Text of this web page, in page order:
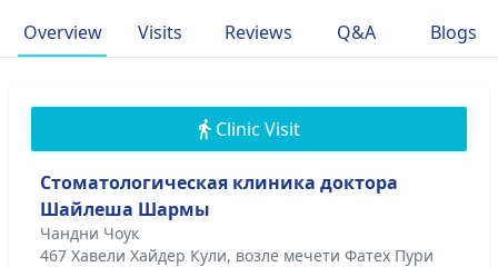
Overview Visits Reviews Q&A Blogs
Clinic Visit
Стоматологическая клиника доктора
Шайлеша Шармы
Чандни Чоук
467 Хавели Хайдер Кули, возле мечети Фатех Пури